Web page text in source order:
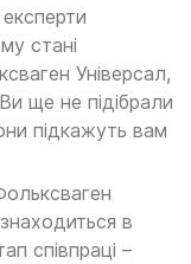
стані
Універсал,
ще не підібрали
підкажуть вам
в
співпраці –